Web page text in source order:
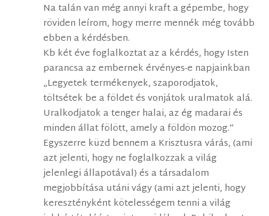
Na talán van még annyi kraft a gépembe, hogy
röviden leírom, hogy merre mennék még tovább
ebben a kérdésben.
Kb két éve foglalkoztat az a kérdés, hogy Isten
parancsa az embernek érvényes-e napjainkban
„Legyetek termékenyek, szaporodjatok,
töltsétek be a földet és vonjátok uralmatok alá.
Uralkodjatok a tenger halai, az ég madarai és
minden állat fölött, amely a földön mozog.”
Egyszerre küzd bennem a Krisztusra várás, (ami
azt jelenti, hogy ne foglalkozzak a világ
jelenlegi állapotával) és a társadalom
megjobbítása utáni vágy (ami azt jelenti, hogy
keresztényként kötelességem tenni a világ